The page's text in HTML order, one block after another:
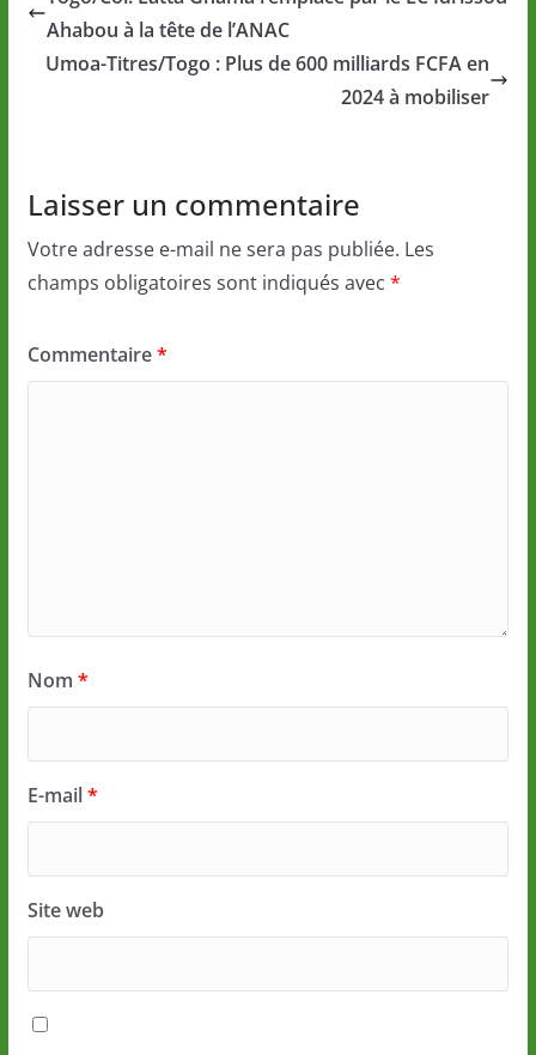
Ahabou à la tête de l’ANAC
Umoa-Titres/Togo : Plus de 600 milliards FCFA en
2024 à mobiliser
Laisser un commentaire
Votre adresse e-mail ne sera pas publiée. Les
champs obligatoires sont indiqués avec *
Commentaire*
Nom *
E-mail*
Site web